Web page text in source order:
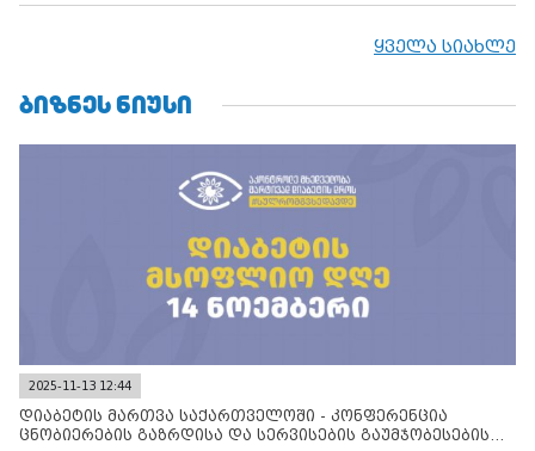
ყველა სიახლე
ᲑᲘᲖᲜᲔᲡ ᲜᲘᲣᲡᲘ
2025-11-13 12:44
დიაბეტის მართვა საქართველოში - კონფერენცია
ცნობიერების გაზრდისა და სერვისების გაუმჯობესების